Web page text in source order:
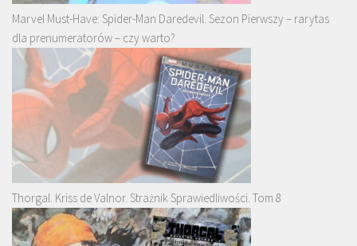
Marvel Must-Have: Spider-Man Daredevil. Sezon Pierwszy – rarytas
dla prenumeratorów – czy warto?
Thorgal. Kriss de Valnor. Strażnik Sprawiedliwości. Tom 8